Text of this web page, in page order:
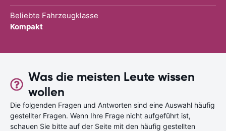
Beliebte Fahrzeugklasse
Kompakt
Was die meisten Leute wissen
wollen
Die folgenden Fragen und Antworten sind eine Auswahl häufig
gestellter Fragen. Wenn Ihre Frage nicht aufgeführt ist,
schauen Sie bitte auf der Seite mit den häufig gestellten